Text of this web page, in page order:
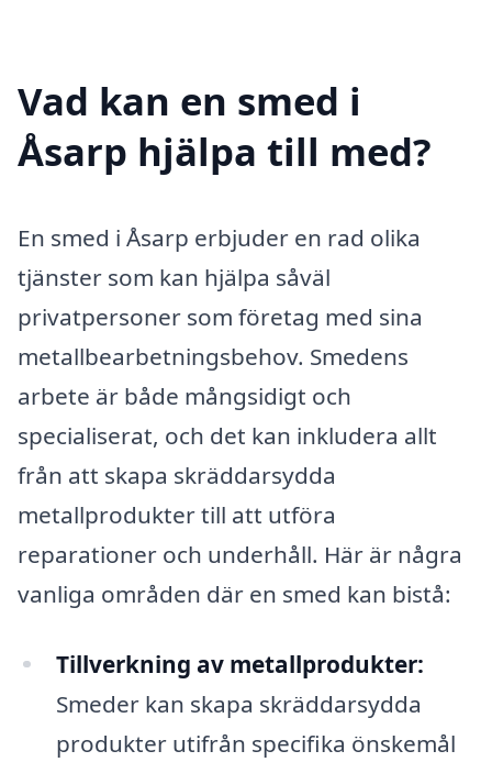
Vad kan en smed i
Åsarp hjälpa till med?
En smed i Åsarp erbjuder en rad olika
tjänster som kan hjälpa såväl
privatpersoner som företag med sina
metallbearbetningsbehov. Smedens
arbete är både mångsidigt och
specialiserat, och det kan inkludera allt
från att skapa skräddarsydda
metallprodukter till att utföra
reparationer och underhåll. Här är några
vanliga områden där en smed kan bistå:
Tillverkning av metallprodukter:
Smeder kan skapa skräddarsydda
produkter utifrån specifika önskemål